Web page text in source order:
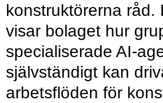
konstruktörerna råd.
visar bolaget hur
specialiserade AI-
självständigt kan
arbetsflöden för